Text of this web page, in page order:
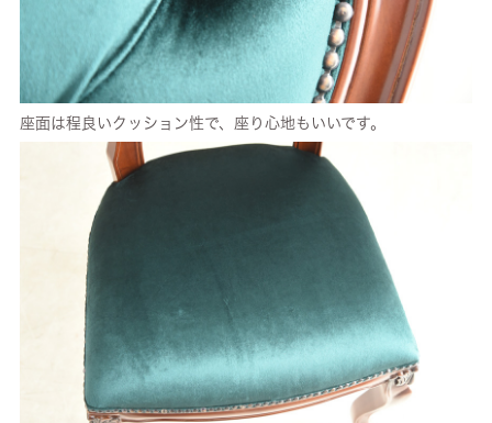
座面は程良いクッション性で、座り心地もいいです。